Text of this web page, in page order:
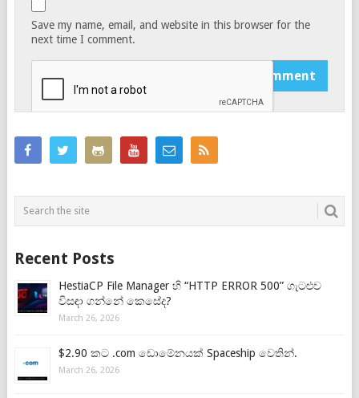
Save my name, email, and website in this browser for the
next time I comment.
Recent Posts
HestiaCP File Manager හි “HTTP ERROR 500” ගැටළුව
විසඳා ගන්නේ කෙසේද?
March 26, 2026
$2.90 කට .com ඩොමේනයක් Spaceship වෙතින්.
March 26, 2026